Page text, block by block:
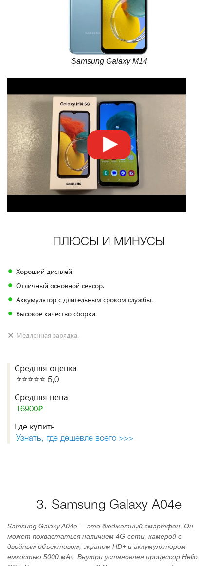
Samsung Galaxy M14
ПЛЮСЫ И МИНУСЫ
Хороший дисплей.
Отличный основной сенсор.
Аккумулятор с длительным сроком службы.
Высокое качество сборки.
Медленная зарядка.
Средняя оценка
⭐️⭐️⭐️⭐️⭐️ 5,0
Средняя цена
16900₽
Где купить
Узнать, где дешевле всего >>>
3. Samsung Galaxy A04e
Samsung Galaxy A04е — это бюджетный смартфон. Он
может похвастаться наличием 4G-сети, камерой с
двойным объективом, экраном HD+ и аккумулятором
емкостью 5000 мАч. Внутри установлен процессор Helio